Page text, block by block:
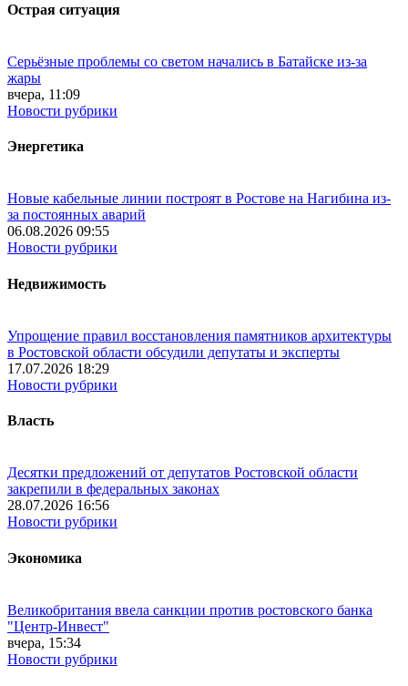
Острая ситуация
Серьёзные проблемы со светом начались в Батайске из-за
жары
вчера, 11:09
Новости рубрики
Энергетика
Новые кабельные линии построят в Ростове на Нагибина из-
за постоянных аварий
06.08.2026 09:55
Новости рубрики
Недвижимость
Упрощение правил восстановления памятников архитектуры
в Ростовской области обсудили депутаты и эксперты
17.07.2026 18:29
Новости рубрики
Власть
Десятки предложений от депутатов Ростовской области
закрепили в федеральных законах
28.07.2026 16:56
Новости рубрики
Экономика
Великобритания ввела санкции против ростовского банка
"Центр-Инвест"
вчера, 15:34
Новости рубрики